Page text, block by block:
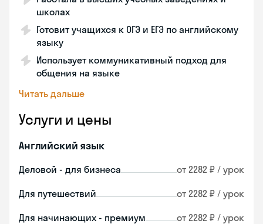
школах
Готовит учащихся к ОГЭ и ЕГЭ по английскому
языку
Использует коммуникативный подход для
общения на языке
Читать дальше
Услуги и цены
Английский язык
Деловой - для бизнеса от 2282 ₽ / урок
Для путешествий от 2282 ₽ / урок
Для начинающих - премиум от 2282 ₽ / урок